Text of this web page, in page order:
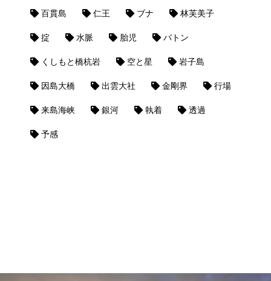
百貫島 仁王 ブナ 林芙美子
掟 水脈 胎児 バトン
くしもと橋杭岩 空と星 岩子島
因島大橋 出雲大社 金剛界 行場
来島海峡 銀河 執着 透過
予感